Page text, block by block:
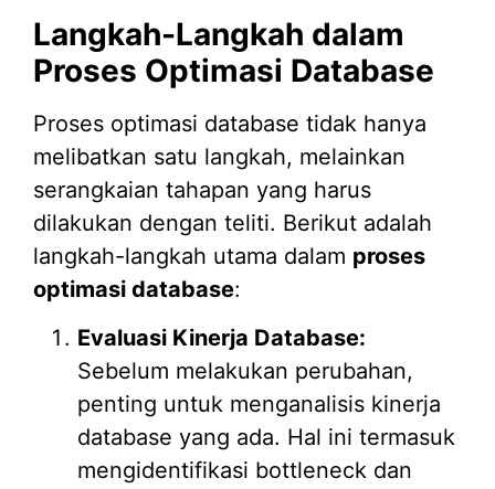
Langkah-Langkah dalam
Proses Optimasi Database
Proses optimasi database tidak hanya
melibatkan satu langkah, melainkan
serangkaian tahapan yang harus
dilakukan dengan teliti. Berikut adalah
langkah-langkah utama dalam proses
optimasi database:
Evaluasi Kinerja Database:
Sebelum melakukan perubahan,
penting untuk menganalisis kinerja
database yang ada. Hal ini termasuk
mengidentifikasi bottleneck dan